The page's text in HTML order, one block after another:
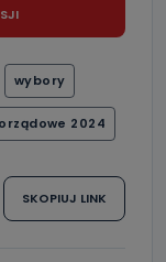
wybory
2024
SKOPIUJ LINK